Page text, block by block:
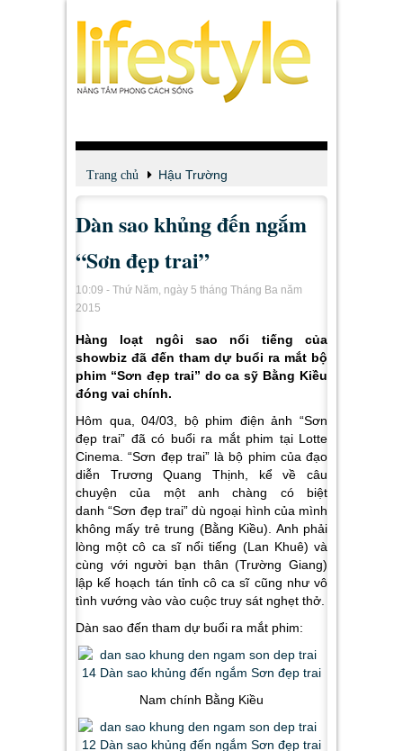
Trang chủ Hậu Trường
Dàn sao khủng đến ngắm
“Sơn đẹp trai”
10:09 - Thứ Năm, ngày 5 tháng Tháng Ba năm
2015
Hàng loạt ngôi sao nổi tiếng của
showbiz đã đến tham dự buổi ra mắt bộ
phim “Sơn đẹp trai” do ca sỹ Bằng Kiều
đóng vai chính.
Hôm qua, 04/03, bộ phim điện ảnh “Sơn
đẹp trai” đã có buổi ra mắt phim tại Lotte
Cinema. “Sơn đẹp trai” là bộ phim của đạo
diễn Trương Quang Thịnh, kể về câu
chuyện của một anh chàng có biệt
danh “Sơn đẹp trai” dù ngoại hình của mình
không mấy trẻ trung (Bằng Kiều). Anh phải
lòng một cô ca sĩ nổi tiếng (Lan Khuê) và
cùng với người bạn thân (Trường Giang)
lập kế hoạch tán tỉnh cô ca sĩ cũng như vô
tình vướng vào vào cuộc truy sát nghẹt thở.
Dàn sao đến tham dự buổi ra mắt phim:
Nam chính Bằng Kiều